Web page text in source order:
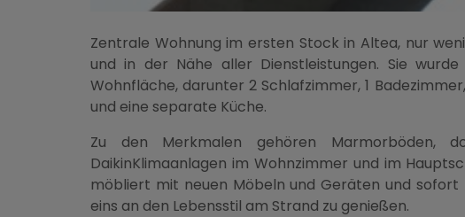
Zentrale Wohnung im ersten Stock in Altea, nur
und in der Nähe aller Dienstleistungen. Sie
Wohnfläche, darunter 2 Schlafzimmer, 1
und eine separate Küche.
Zu den Merkmalen gehören Marmorböden,
DaikinKlimaanlagen im Wohnzimmer und im
möbliert mit neuen Möbeln und Geräten und sofort
eins an den Lebensstil am Strand zu genießen.